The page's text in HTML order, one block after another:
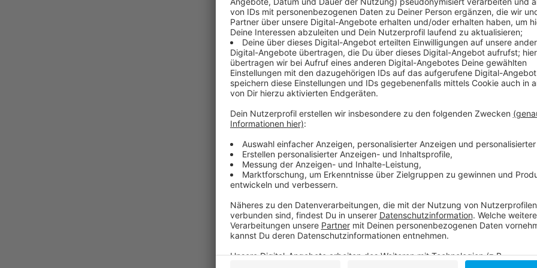
Comedy
Atzeventskalender: Türchen 4 -
Kaufhausweihnachtsmänner
Anzeige
Das ist der Atzeventskalender
Anzeige
Wir öffnen mit euch jeden Tag ein Türchen. Dazu
Türchensteher organisiert. Atze Schröder bringt
frei Haus. Lustig, (be)sinnlich und mit Locken. Und